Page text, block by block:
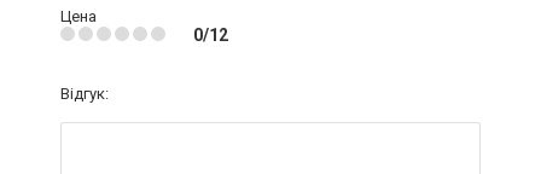
Цена
0/12
Відгук: